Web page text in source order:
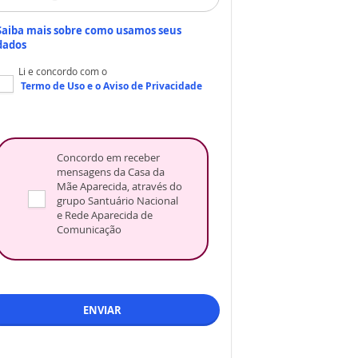
mais sobre como usamos seus
Li e concordo com o
Termo de Usoe oAviso de Privacidade
Concordo em receber
mensagens da Casa da
Mãe Aparecida, através do
grupo Santuário Nacional
e Rede Aparecida de
Comunicação
ENVIAR